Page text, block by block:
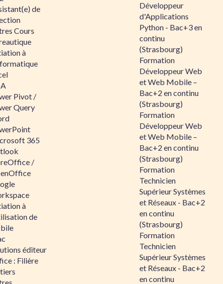
de
Cours
à
Pivot /
Query
365
/
à
de
éditeur
: Filière
Développeur
d'Applications
Python - Bac+3 en
continu
(Strasbourg)
Formation
Développeur Web
et Web Mobile –
Bac+2 en continu
(Strasbourg)
Formation
Développeur Web
et Web Mobile –
Bac+2 en continu
(Strasbourg)
Formation
Technicien
Supérieur Systèmes
et Réseaux - Bac+2
en continu
(Strasbourg)
Formation
Technicien
Supérieur Systèmes
et Réseaux - Bac+2
en continu